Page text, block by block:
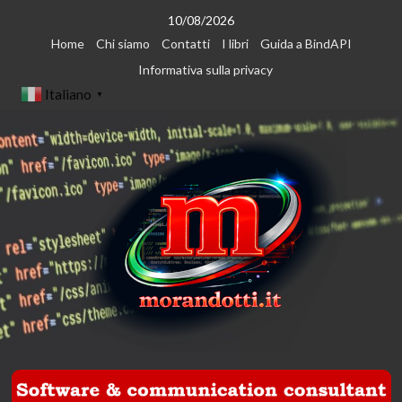
10/08/2026
Home
Chi siamo Contatti I libri
Guida a BindAPI
Informativa sulla privacy
Italiano ▼